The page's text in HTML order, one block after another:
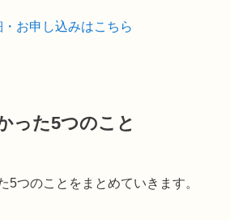
お申し込みはこちら
った5つのこと
5つのことをまとめていきます。